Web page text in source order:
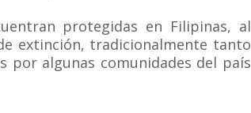
protegidas en Filipinas, al
extinción, tradicionalmente tanto
por algunas comunidades del país